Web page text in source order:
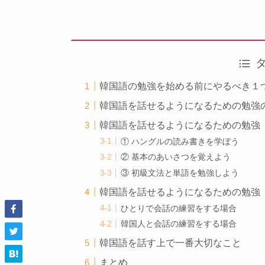
韓国語の勉強を始める前にやるべき１
韓国語を話せるようになるための勉強
韓国語を話せるようになるための勉強
① ハングルの読み書きを学ぼう
② 基本のあいさつを覚えよう
③ 初級文法と単語を勉強しよう
韓国語を話せるようになるための勉強
ひとりで会話の練習をする場合
韓国人と会話の練習をする場合
韓国語を話す上で一番大切なこと
まとめ